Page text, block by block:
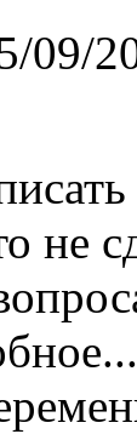
09/
не